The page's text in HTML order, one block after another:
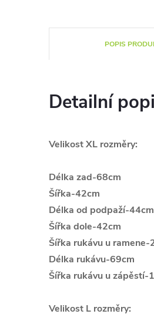
POPIS
Detailní
Velikost XL rozměry:
Délka zad-68cm
Šířka-42cm
Délka od podpaží-44cm
Šířka dole-42cm
Šířka rukávu u ramene-
Délka rukávu-69cm
Šířka rukávu u zápěstí-
Velikost L rozměry: